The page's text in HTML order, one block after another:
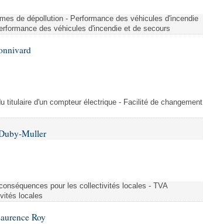
de dépollution - Performance des véhicules d'incendie
des véhicules d'incendie et de secours
titulaire d'un compteur électrique - Facilité de changement
Muller
pour les collectivités locales - TVA
locales
Roy